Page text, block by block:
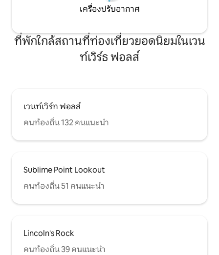
เครื่องปรับอากาศ
ที่พักใกล้สถานที่ท่องเที่ยวยอดนิยมในเวน
ท์เวิร์ธ ฟอลส์
เวนท์เวิร์ท ฟอลส์
คนท้องถิ่น 132 คนแนะนำ
Sublime Point Lookout
คนท้องถิ่น 51 คนแนะนำ
Lincoln's Rock
คนท้องถิ่น 39 คนแนะนำ